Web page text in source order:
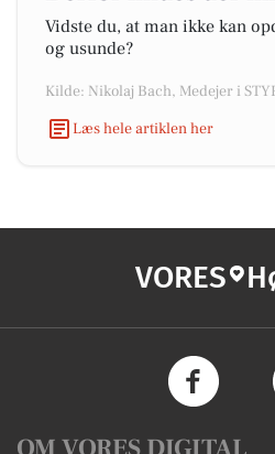
Vidste du, at man ikke kan
og usunde?
Kilde: Nikolaj Bach, Medejer i
Læs hele artiklen her
VORES